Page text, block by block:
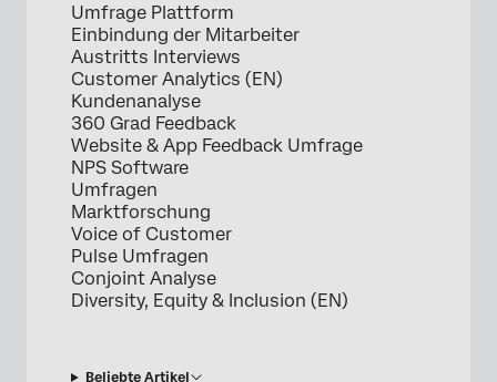
Umfrage Plattform
Einbindung der Mitarbeiter
Austritts Interviews
Customer Analytics (EN)
Kundenanalyse
360 Grad Feedback
Website & App Feedback Umfrage
NPS Software
Umfragen
Marktforschung
Voice of Customer
Pulse Umfragen
Conjoint Analyse
Diversity, Equity & Inclusion (EN)
Beliebte Artikel